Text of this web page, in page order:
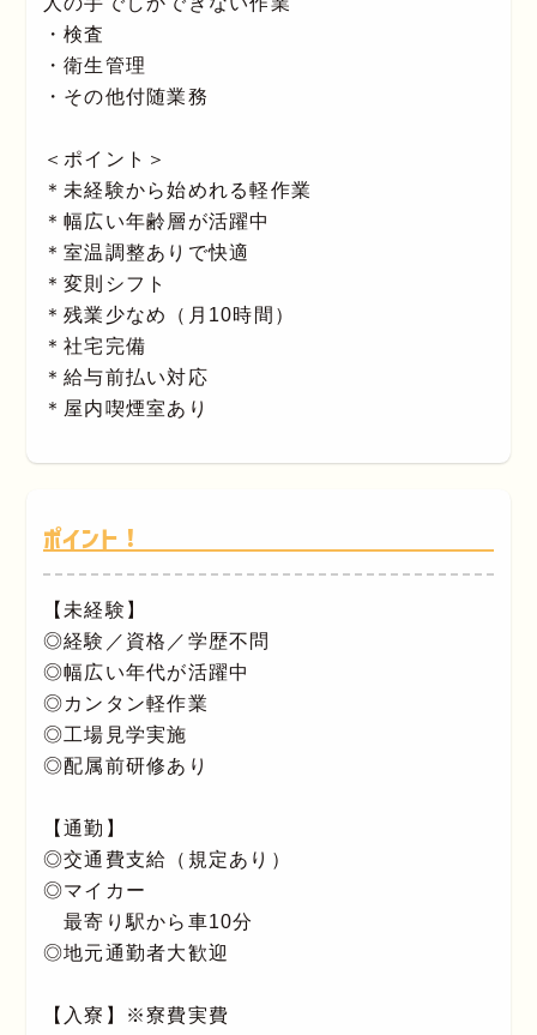
・検査
・衛生管理
・その他付随業務
＜ポイント＞
＊未経験から始めれる軽作業
＊幅広い年齢層が活躍中
＊室温調整ありで快適
＊変則シフト
＊残業少なめ（月10時間）
＊社宅完備
＊給与前払い対応
＊屋内喫煙室あり
ポイント！
【未経験】
◎経験／資格／学歴不問
◎幅広い年代が活躍中
◎カンタン軽作業
◎工場見学実施
◎配属前研修あり
【通勤】
◎交通費支給（規定あり）
◎マイカー
最寄り駅から車10分
◎地元通勤者大歓迎
【入寮】※寮費実費